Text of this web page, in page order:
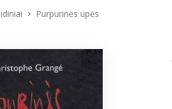
Purpurinės upės